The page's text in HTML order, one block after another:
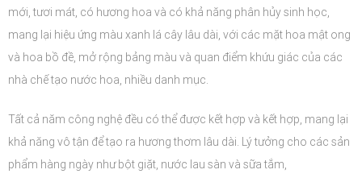
mới, tươi mát, có hương hoa và có khả năng phân hủy sinh học,
mang lại hiệu ứng màu xanh lá cây lâu dài, với các mặt hoa mật ong
và hoa bồ đề, mở rộng bảng màu và quan điểm khứu giác của các
nhà chế tạo nước hoa, nhiều danh mục.
Tất cả năm công nghệ đều có thể được kết hợp và kết hợp, mang lại
khả năng vô tận để tạo ra hương thơm lâu dài. Lý tưởng cho các sản
phẩm hàng ngày như bột giặt, nước lau sàn và sữa tắm,